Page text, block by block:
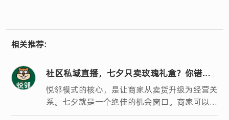
相关推荐:
社区私域直播，七夕只卖玫瑰礼盒？你错过
了银发客群最大的机会
悦邻模式的核心，是让商家从卖货升级为经营关
系。七夕就是一个绝佳的机会窗口。商家可以策
划一场时光见证、长情有礼的主题活动，用婚龄